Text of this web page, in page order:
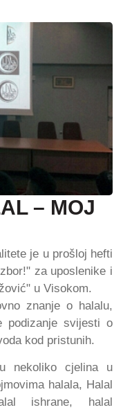
– MOJ
je u prošloj hefti
za uposlenike i
u Visokom.
znanje o halalu,
podizanje svijesti o
kod pristunih.
nekoliko cjelina u
halala, Halal
ishrane, halal